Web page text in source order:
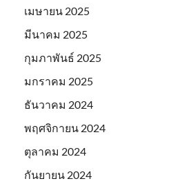
เมษายน 2025
มีนาคม 2025
กุมภาพันธ์ 2025
มกราคม 2025
ธันวาคม 2024
พฤศจิกายน 2024
ตุลาคม 2024
กันยายน 2024